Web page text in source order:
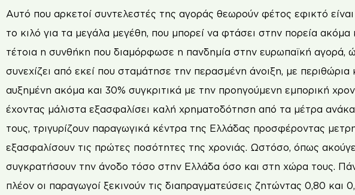
Αυτό που αρκετοί συντελεστές της αγοράς θεωρούν φέτος εφικτό
το κιλό για τα µεγάλα µεγέθη, που µπορεί να φτάσει στην πορεία
τέτοια η συνθήκη που διαµόρφωσε η πανδηµία στην ευρωπαϊκή αγορά,
συνεχίζει από εκεί που σταµάτησε την περασµένη άνοιξη, µε περιθώρια
αυξηµένη ακόµα και 30% συγκριτικά µε την προηγούµενη εµπορική
έχοντας µάλιστα εξασφαλίσει καλή χρηµατοδότηση από τα µέτρα
τους, τριγυρίζουν παραγωγικά κέντρα της Ελλάδας προσφέροντας
εξασφαλίσουν τις πρώτες ποσότητες της χρονιάς. Ωστόσο, όπως
συγκρατήσουν την άνοδο τόσο στην Ελλάδα όσο και στη χώρα τους.
πλέον οι παραγωγοί ξεκινούν τις διαπραγµατεύσεις ζητώντας 0,80 και